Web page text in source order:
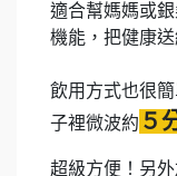
適合幫媽媽或
機能，把健康送
飲用方式也很
子裡微波約 ５
超級方便！另